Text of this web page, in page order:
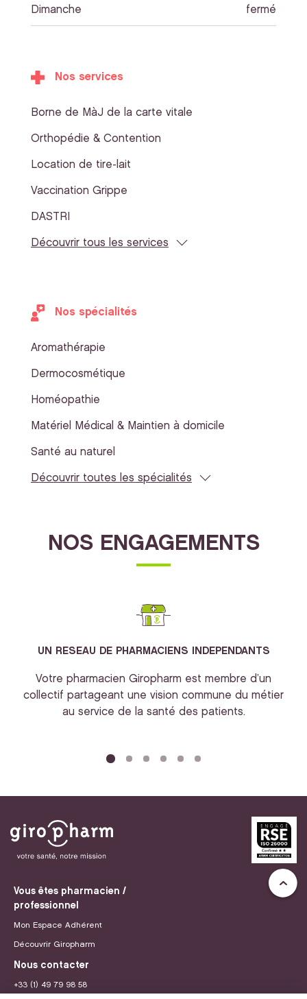
Dimanche fermé
Nos services
Borne de MàJ de la carte vitale
Orthopédie & Contention
Location de tire-lait
Vaccination Grippe
DASTRI
Découvrir tous les services
Nos spécialités
Aromathérapie
Dermocosmétique
Homéopathie
Matériel Médical & Maintien à domicile
Santé au naturel
Découvrir toutes les spécialités
NOS ENGAGEMENTS
UN RESEAU DE PHARMACIENS INDEPENDANTS
Votre pharmacien Giropharm est membre d’un
collectif partageant une vision commune du métier
au service de la santé des patients.
Vous êtes pharmacien /
professionnel
Mon Espace Adhérent
Découvrir Giropharm
Nous contacter
+33 (1) 49 79 98 58